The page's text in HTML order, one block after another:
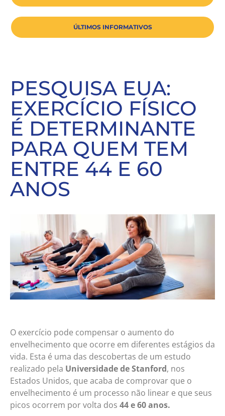
ÚLTIMOS INFORMATIVOS
PESQUISA EUA:
EXERCÍCIO FÍSICO
É DETERMINANTE
PARA QUEM TEM
ENTRE 44 E 60
ANOS
O exercício pode compensar o aumento do
envelhecimento que ocorre em diferentes estágios da
vida. Esta é uma das descobertas de um estudo
realizado pela Universidade de Stanford, nos
Estados Unidos, que acaba de comprovar que o
envelhecimento é um processo não linear e que seus
picos ocorrem por volta dos 44 e 60 anos.